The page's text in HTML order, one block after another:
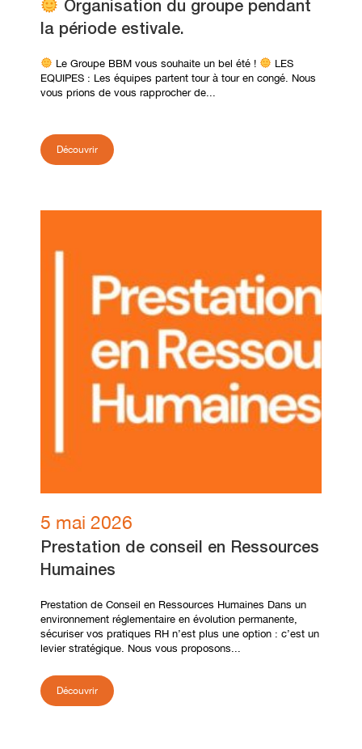
Organisation du groupe pendant
la période estivale.
Le Groupe BBM vous souhaite un bel été !
LES
EQUIPES : Les équipes partent tour à tour en congé. Nous
vous prions de vous rapprocher de...
Découvrir
5 mai 2026
Prestation de conseil en Ressources
Humaines
Prestation de Conseil en Ressources Humaines Dans un
environnement réglementaire en évolution permanente,
sécuriser vos pratiques RH n’est plus une option : c’est un
levier stratégique. Nous vous proposons...
Découvrir